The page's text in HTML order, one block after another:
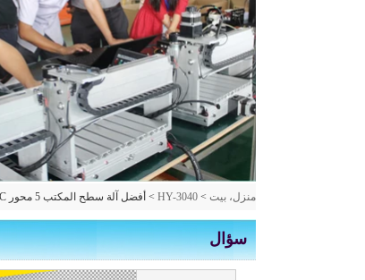
منزل، بيت >
HY-3040
> أفضل آلة سطح المكتب 5 محور CNC الصغيرة HY 3040 جديدة للألومنيوم طحن للبيع
سؤال